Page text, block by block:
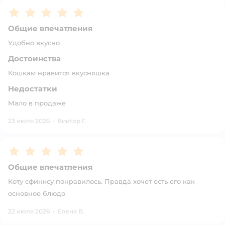
Рейтинг:5
Общие впечатления
Удобно вкусно
Достоинства
Кошкам нравится вкусняшка
Недостатки
Мало в продаже
23 июля 2026 · Виктор Г.
Рейтинг:5
Общие впечатления
Коту сфинксу понравилось. Правда хочет есть его как
основное блюдо
22 июля 2026 · Елена В.